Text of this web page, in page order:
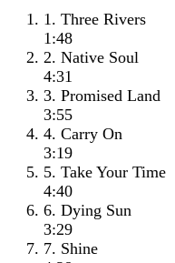
1. Three Rivers
1:48
2. Native Soul
4:31
3. Promised Land
3:55
4. Carry On
3:19
5. Take Your Time
4:40
6. Dying Sun
3:29
7. Shine